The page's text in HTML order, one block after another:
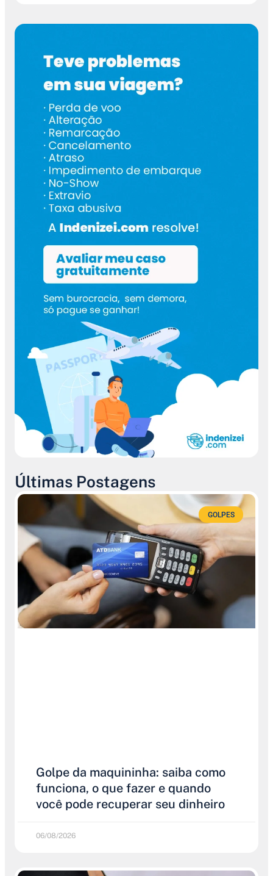
Últimas Postagens
GOLPES
Golpe da maquininha: saiba como
funciona, o que fazer e quando
você pode recuperar seu dinheiro
06/08/2026